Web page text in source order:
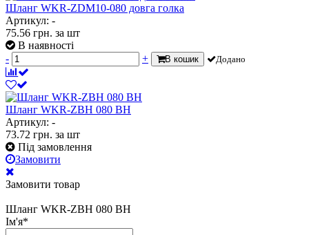
Шланг WKR-ZDM10-080 довга голка
Артикул: -
75.56 грн. за шт
В наявності
-
+ В кошик Додано
Шланг WKR-ZBH 080 BH
Артикул: -
73.72 грн. за шт
Під замовлення
Замовити
Замовити товар
Шланг WKR-ZBH 080 BH
Ім'я*